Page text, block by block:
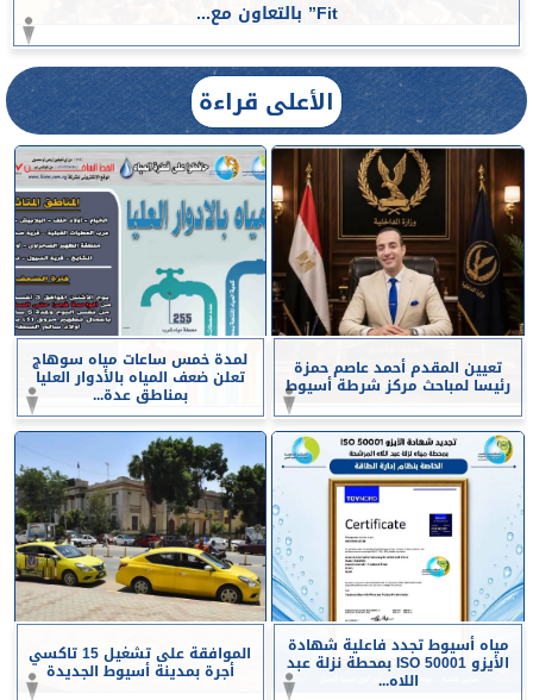
Fit” بالتعاون مع...
الأعلى قراءة
تعيين المقدم أحمد عاصم حمزة
رئيسا لمباحث مركز شرطة أسيوط
لمدة خمس ساعات مياه سوهاج
تعلن ضعف المياه بالأدوار العليا
بمناطق عدة...
مياه أسيوط تجدد فاعلية شهادة
الأيزو ISO 50001 بمحطة نزلة عبد
اللاه...
الموافقة على تشغيل 15 تاكسي
أجرة بمدينة أسيوط الجديدة